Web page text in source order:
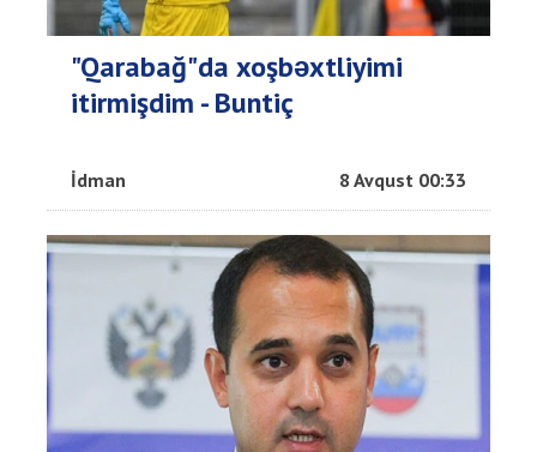
"Qarabağ"da xoşbəxtliyimi
itirmişdim - Buntiç
İdman 8 Avqust 00:33